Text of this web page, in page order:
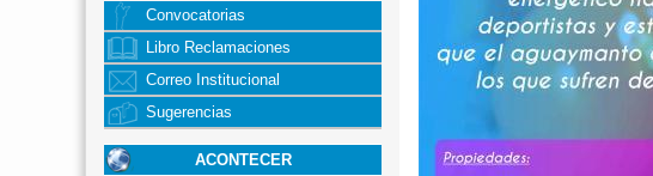
Convocatorias
Libro Reclamaciones
Correo Institucional
Sugerencias
ACONTECER